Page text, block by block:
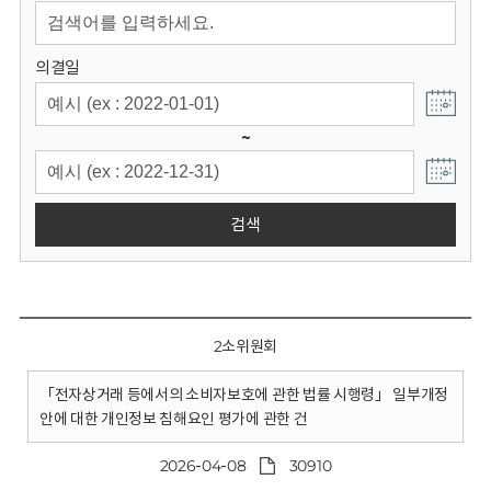
의결일
~
검색
2소위원회
「전자상거래 등에서의 소비자보호에 관한 법률 시행령」 일부개정
안에 대한 개인정보 침해요인 평가에 관한 건
2026-04-08 30910